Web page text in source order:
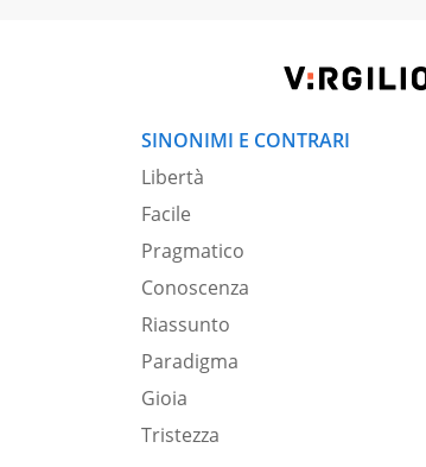
SINONIMI E CONTRARI
Libertà
Facile
Pragmatico
Conoscenza
Riassunto
Paradigma
Gioia
Tristezza